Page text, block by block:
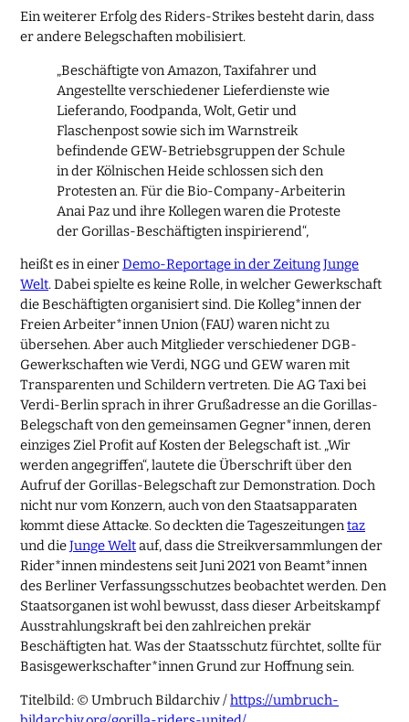
Ein weiterer Erfolg des Riders-Strikes besteht darin, dass
er andere Belegschaften mobilisiert.
„Beschäftigte von Amazon, Taxifahrer und
Angestellte verschiedener Lieferdienste wie
Lieferando, Foodpanda, Wolt, Getir und
Flaschenpost sowie sich im Warnstreik
befindende GEW-Betriebsgruppen der Schule
in der Kölnischen Heide schlossen sich den
Protesten an. Für die Bio-Company-Arbeiterin
Anai Paz und ihre Kollegen waren die Proteste
der Gorillas-Beschäftigten inspirierend“,
heißt es in einerDemo-Reportage in der Zeitung Junge
Welt. Dabei spielte es keine Rolle, in welcher Gewerkschaft
die Beschäftigten organisiert sind. Die Kolleg*innen der
Freien Arbeiter*innen Union (FAU) waren nicht zu
übersehen. Aber auch Mitglieder verschiedener DGB-
Gewerkschaften wie Verdi, NGG und GEW waren mit
Transparenten und Schildern vertreten. Die AG Taxi bei
Verdi-Berlin sprach in ihrer Grußadresse an die Gorillas-
Belegschaft von den gemeinsamen Gegner*innen, deren
einziges Ziel Profit auf Kosten der Belegschaft ist. „Wir
werden angegriffen“, lautete die Überschrift über den
Aufruf der Gorillas-Belegschaft zur Demonstration. Doch
nicht nur vom Konzern, auch von den Staatsapparaten
kommt diese Attacke. So deckten die Tageszeitungentaz
und dieJunge Weltauf, dass die Streikversammlungen der
Rider*innen mindestens seit Juni 2021 von Beamt*innen
des Berliner Verfassungsschutzes beobachtet werden. Den
Staatsorganen ist wohl bewusst, dass dieser Arbeitskampf
Ausstrahlungskraft bei den zahlreichen prekär
Beschäftigten hat. Was der Staatsschutz fürchtet, sollte für
Basisgewerkschafter*innen Grund zur Hoffnung sein.
Titelbild: © Umbruch Bildarchiv /https://umbruch-